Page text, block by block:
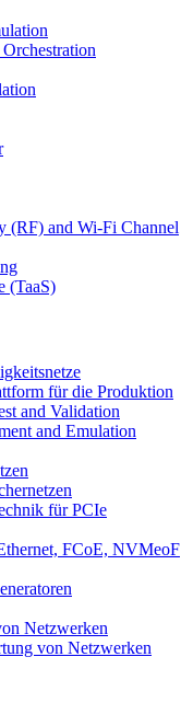
(RF) and Wi-Fi Channel
(TaaS)
für die Produktion
and Validation
and Emulation
für PCIe
FCoE, NVMeoF
Netzwerken
von Netzwerken